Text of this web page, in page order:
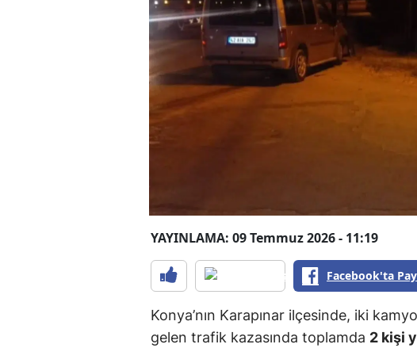
YAYINLAMA: 09 Temmuz 2026 - 11:19
Facebook'ta
Konya’nın Karapınar ilçesinde, iki
gelen trafik kazasında toplamda 2 kişi